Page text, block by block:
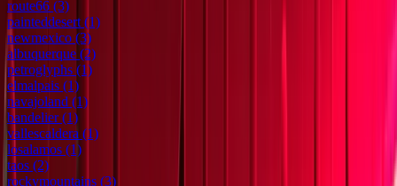
route66 (3)
painteddesert (1)
newmexico (3)
albuquerque (2)
petroglyphs (1)
elmalpais (1)
navajoland (1)
bandelier(1)
vallescaldera (1)
losalamos (1)
taos (2)
rockymountains (3)